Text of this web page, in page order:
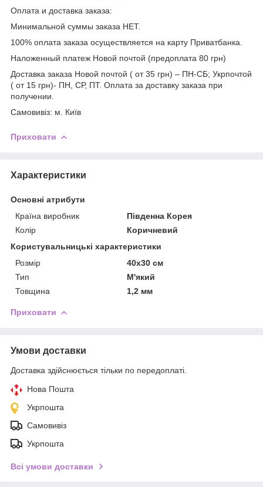
Оплата и доставка заказа:
Минимальной суммы заказа НЕТ.
100% оплата заказа осуществляется на карту Приватбанка.
Наложенный платеж Новой почтой (предоплата 80 грн)
Доставка заказа Новой почтой ( от 35 грн) – ПН-СБ; Укрпочтой
( от 15 грн)- ПН, СР, ПТ. Оплата за доставку заказа при
получении.
Самовивіз: м. Київ
Приховати
Характеристики
Основні атрибути
Країна виробник
Південна Корея
Колір
Коричневий
Користувальницькі характеристики
Розмір
40x30 см
Тип
М'який
Товщина
1,2 мм
Приховати
Умови доставки
Доставка здійснюється тільки по передоплаті.
Нова Пошта
Укрпошта
Самовивіз
Укрпошта
Всі умови доставки